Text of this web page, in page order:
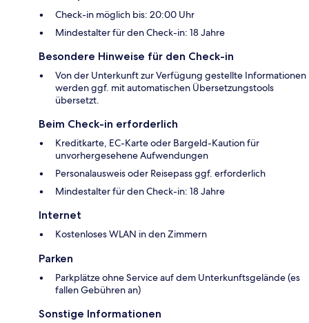
Check-in möglich bis: 20:00 Uhr
Mindestalter für den Check-in: 18 Jahre
Besondere Hinweise für den Check-in
Von der Unterkunft zur Verfügung gestellte Informationen
werden ggf. mit automatischen Übersetzungstools
übersetzt.
Beim Check-in erforderlich
Kreditkarte, EC-Karte oder Bargeld-Kaution für
unvorhergesehene Aufwendungen
Personalausweis oder Reisepass ggf. erforderlich
Mindestalter für den Check-in: 18 Jahre
Internet
Kostenloses WLAN in den Zimmern
Parken
Parkplätze ohne Service auf dem Unterkunftsgelände (es
fallen Gebühren an)
Sonstige Informationen